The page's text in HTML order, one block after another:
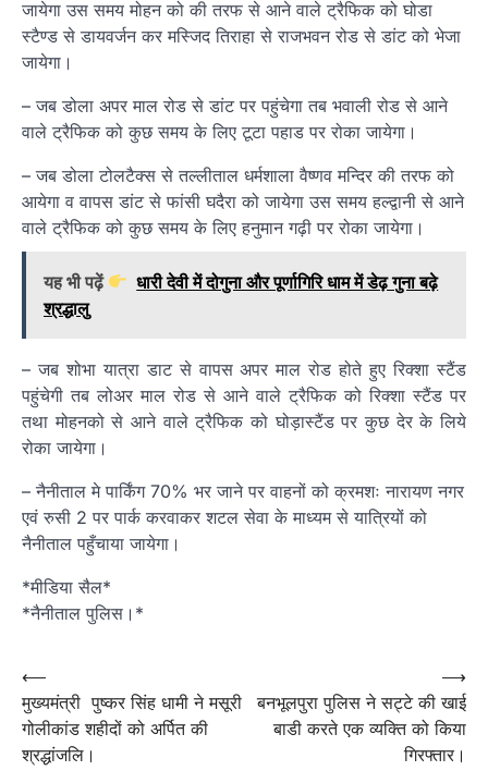
जायेगा उस समय मोहन को की तरफ से आने वाले ट्रैफिक को घोडा
स्टैण्ड से डायवर्जन कर मस्जिद तिराहा से राजभवन रोड से डांट को भेजा
जायेगा।
– जब डोला अपर माल रोड से डांट पर पहुंचेगा तब भवाली रोड से आने
वाले ट्रैफिक को कुछ समय के लिए टूटा पहाड पर रोका जायेगा।
– जब डोला टोलटैक्स से तल्लीताल धर्मशाला वैष्णव मन्दिर की तरफ को
आयेगा व वापस डांट से फांसी घदैरा को जायेगा उस समय हल्द्वानी से आने
वाले ट्रैफिक को कुछ समय के लिए हनुमान गढ़ी पर रोका जायेगा।
यह भी पढ़ें
धारी देवी में दोगुना और पूर्णागिरि धाम में डेढ़ गुना बढ़े
श्रद्धालु
– जब शोभा यात्रा डाट से वापस अपर माल रोड होते हुए रिक्शा स्टैंड
पहुंचेगी तब लोअर माल रोड से आने वाले ट्रैफिक को रिक्शा स्टैंड पर
तथा मोहनको से आने वाले ट्रैफिक को घोड़ास्टैंड पर कुछ देर के लिये
रोका जायेगा।
– नैनीताल मे पार्किंग 70% भर जाने पर वाहनों को क्रमशः नारायण नगर
एवं रुसी 2 पर पार्क करवाकर शटल सेवा के माध्यम से यात्रियों को
नैनीताल पहुँचाया जायेगा।
*मीडिया सैल*
*नैनीताल पुलिस।*
Post
navigation
⟵
मुख्यमंत्री पुष्कर सिंह धामी ने मसूरी
गोलीकांड शहीदों को अर्पित की
श्रद्धांजलि।
बनभूलपुरा पुलिस ने सट्टे की खाई
बाडी करते एक व्यक्ति को किया
गिरफ्तार।
⟶